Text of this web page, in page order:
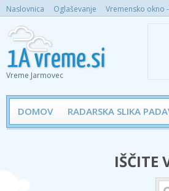
Naslovnica Oglaševanje Vremensko okno
Vreme Jarmovec
DOMOV RADARSKA SLIKA
IŠČITE